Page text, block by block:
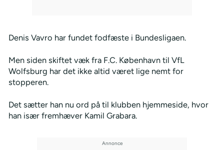
Denis Vavro har fundet fodfæste i Bundesligaen.
Men siden skiftet væk fra F.C. København til VfL
Wolfsburg har det ikke altid været lige nemt for
stopperen.
Det sætter han nu ord på til klubben hjemmeside, hvor
han især fremhæver Kamil Grabara.